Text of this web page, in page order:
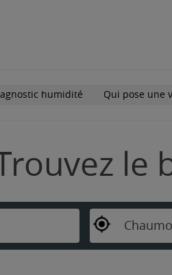
humidité Qui pose une
le